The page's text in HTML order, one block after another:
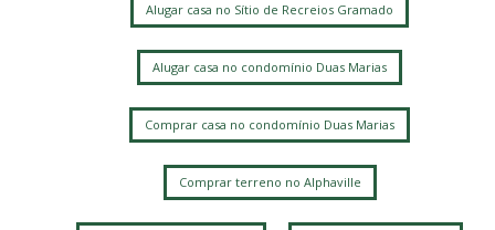
Alugar casa no Sítio de Recreios Gramado
Alugar casa no condomínio Duas Marias
Comprar casa no condomínio Duas Marias
Comprar terreno no Alphaville